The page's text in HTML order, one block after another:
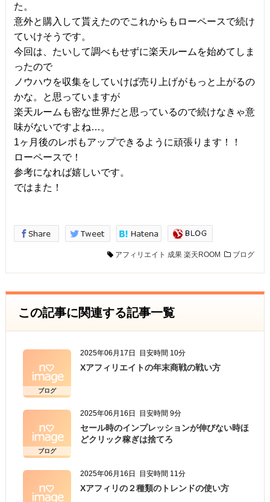
た。
意外と購入して貰えたのでこれからもローペースで続け
ていけそうです。
今回は、たいして調べもせずに楽天ルームを始めてしま
ったので
ノウハウを収集をしていけば売り上げがもっと上がるの
かな。と思っていますが
楽天ルームも密な世界だと思っているので続けなきゃ意
味がないですよね…。
1ヶ月後のレポもアップできるように頑張ります！！
ローペースで！
参考になれば嬉しいです。
ではまた！
アフィリエイト 成果 楽天ROOM ブログ
この記事に関連する記事一覧
ブログ
2025年06月17日 目安時間 10分
Xアフィリエイトの年末商戦の戦い方
ブログ
2025年06月16日 目安時間 9分
セール時のインプレッションが伸びない時ほ
どクリック稼ぎは捨てろ
2025年06月16日 目安時間 11分
Xアフィリの２種類のトレンドの使い方